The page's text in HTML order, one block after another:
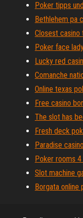
Poker tipps
Bethlehem pa
Closest
Poker face
Lucky red
Comanche
Online texas
Free casino
The slot has
Fresh deck
Paradise
Poker rooms 4
Slot machine
Borgata online